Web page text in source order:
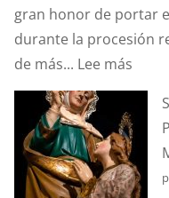
gran honor de portar
durante la procesión
de más... Lee más:
DEL